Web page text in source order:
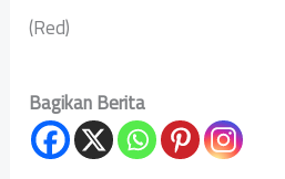
(Red)
Bagikan Berita